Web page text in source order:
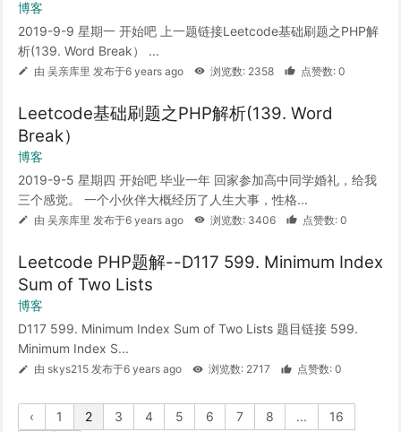
博客
2019-9-9 星期一 开始吧 上一题链接Leetcode基础刷题之PHP解
析(139. Word Break） ...
由 吴亲库里 发布于6 years ago 浏览数: 2358 点赞数: 0
Leetcode基础刷题之PHP解析(139. Word
Break）
博客
2019-9-5 星期四 开始吧 毕业一年 回家参加高中同学婚礼，给我
三个感觉。 一个小伙伴大概经历了人生大事，性格...
由 吴亲库里 发布于6 years ago 浏览数: 3406 点赞数: 0
Leetcode PHP题解--D117 599. Minimum Index
Sum of Two Lists
博客
D117 599. Minimum Index Sum of Two Lists 题目链接 599.
Minimum Index S...
由 skys215 发布于6 years ago 浏览数: 2717 点赞数: 0
‹ 1 2 3 4 5 6 7 8 ...
16